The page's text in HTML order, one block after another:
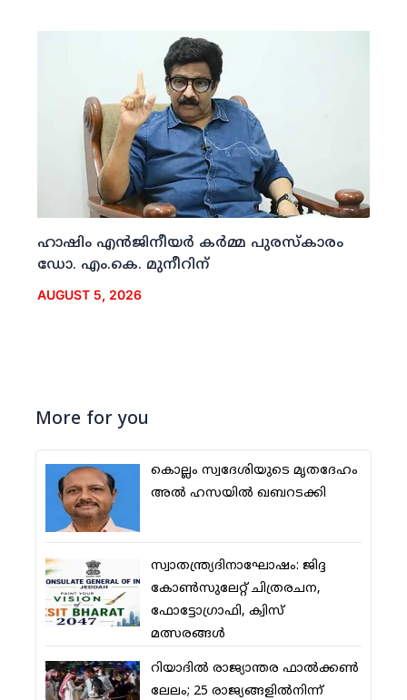
ഹാഷിം എന്‍ജിനീയര്‍ കര്‍മ്മ പുരസ്‌കാരം
ഡോ. എം.കെ. മുനീറിന്
AUGUST 5, 2026
More for you
കൊല്ലം സ്വദേശിയുടെ മൃതദേഹം
അല്‍ ഹസയില്‍ ഖബറടക്കി
സ്വാതന്ത്ര്യദിനാഘോഷം: ജിദ്ദ
കോണ്‍സുലേറ്റ് ചിത്രരചന,
ഫോട്ടോഗ്രാഫി, ക്വിസ്
മത്സരങ്ങള്‍
റിയാദില്‍ രാജ്യാന്തര ഫാല്‍ക്കണ്‍
ലേലം; 25 രാജ്യങ്ങളില്‍നിന്ന്